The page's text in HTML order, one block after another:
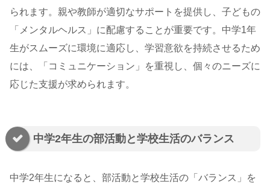
られます。親や教師が適切なサポートを提供し、子どもの
「メンタルヘルス」に配慮することが重要です。中学1年
生がスムーズに環境に適応し、学習意欲を持続させるため
には、「コミュニケーション」を重視し、個々のニーズに
応じた支援が求められます。
中学2年生の部活動と学校生活のバランス
中学2年生になると、部活動と学校生活の「バランス」を